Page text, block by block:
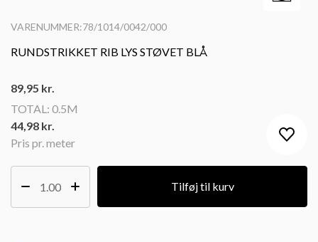
VARENUMMER:78/1014/0042/000
RUNDSTRIKKET RIB LYS STØVET BLÅ
Pris pr. meter
89,95 kr.
TOTAL: 0.5M
44,98 kr.
Tilføj til kurv